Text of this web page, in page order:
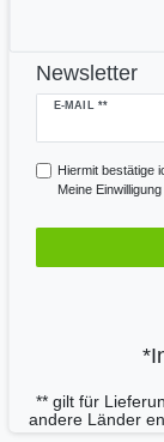
Newsletter
E-MAIL **
Newsletter
Hiermit bestätige
Meine
** gilt für
andere Länder